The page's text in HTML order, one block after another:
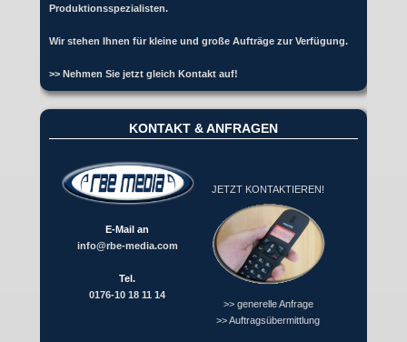
Produktionsspezialisten.
Wir stehen Ihnen für kleine und große Aufträge zur Verfügung.
>> Nehmen Sie jetzt gleich Kontakt auf!
KONTAKT & ANFRAGEN
E-Mail an
info@rbe-media.com
Tel.
0176-10 18 11 14
JETZT KONTAKTIEREN!
>> generelle Anfrage
>> Auftragsübermittlung